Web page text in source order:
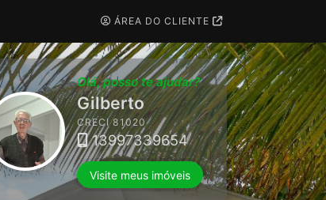
ÁREA DO CLIENTE
Olá, posso te ajudar?
Tharsila
CRECI 196878
(13) 98113-4493
Visite meus imóveis